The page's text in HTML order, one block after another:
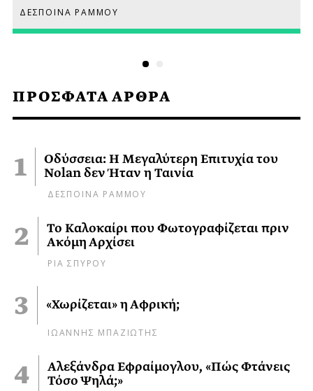
ΠΡΟΣΦΑΤΑ ΑΡΘΡΑ
Οδύσσεια: Η Μεγαλύτερη Επιτυχία του
Nolan δεν Ήταν η Ταινία
ΔΕΣΠΟΙΝΑ ΡΑΜΜΟΥ
Το Καλοκαίρι που Φωτογραφίζεται πριν
Ακόμη Αρχίσει
ΡΙΑ ΣΠΥΡΟΥ
«Χωρίζεται» η Αφρική;
ΙΩΑΝΝΗΣ ΜΠΑΖΙΩΤΗΣ
Αλεξάνδρα Εφραίμογλου, «Πώς Φτάνεις
Τόσο Ψηλά;»
ΔΕΣΠΟΙΝΑ ΡΑΜΜΟΥ